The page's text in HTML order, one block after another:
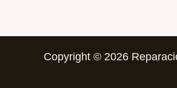
Copyright © 2026